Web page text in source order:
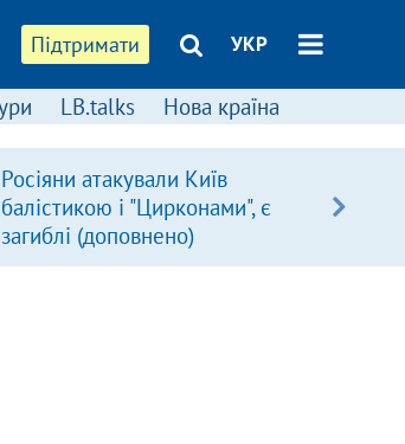
Підтримати УКР
LB.talks Нова країна
Росіяни атакували Київ
балістикою і "Цирконами", є
загиблі (доповнено)